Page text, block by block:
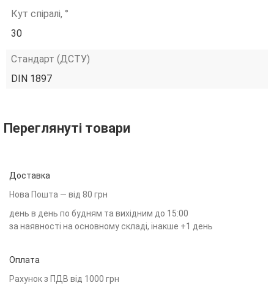
Кут спіралі, °
30
Стандарт (ДСТУ)
DIN 1897
Переглянуті товари
Доставка
Нова Пошта — від 80 грн
день в день по будням та вихідним до 15:00
за наявності на основному складі, інакше +1 день
Оплата
Рахунок з ПДВ від 1000 грн